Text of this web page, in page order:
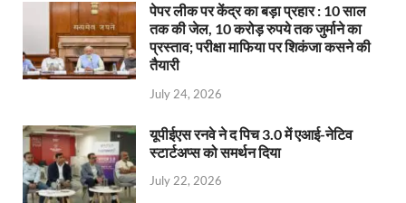
पेपर लीक पर केंद्र का बड़ा प्रहार : 10 साल
तक की जेल, 10 करोड़ रुपये तक जुर्माने का
प्रस्ताव; परीक्षा माफिया पर शिकंजा कसने की
तैयारी
July 24, 2026
यूपीईएस रनवे ने द पिच 3.0 में एआई-नेटिव
स्टार्टअप्स को समर्थन दिया
July 22, 2026